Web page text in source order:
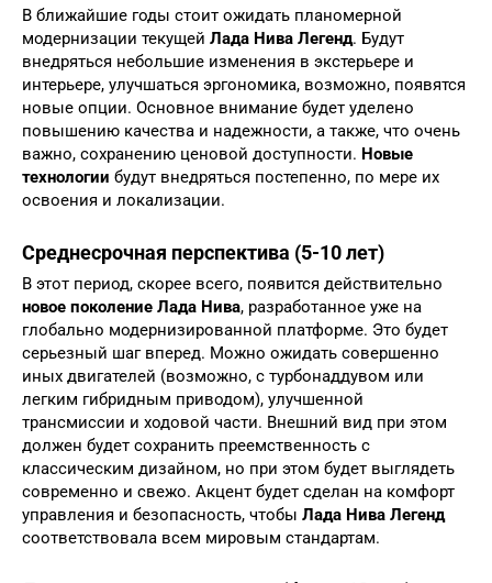
В ближайшие годы стоит ожидать планомерной
модернизации текущей Лада Нива Легенд. Будут
внедряться небольшие изменения в экстерьере и
интерьере, улучшаться эргономика, возможно, появятся
новые опции. Основное внимание будет уделено
повышению качества и надежности, а также, что очень
важно, сохранению ценовой доступности. Новые
технологии будут внедряться постепенно, по мере их
освоения и локализации.
Среднесрочная перспектива (5-10 лет)
В этот период, скорее всего, появится действительно
новое поколение Лада Нива, разработанное уже на
глобально модернизированной платформе. Это будет
серьезный шаг вперед. Можно ожидать совершенно
иных двигателей (возможно, с турбонаддувом или
легким гибридным приводом), улучшенной
трансмиссии и ходовой части. Внешний вид при этом
должен будет сохранить преемственность с
классическим дизайном, но при этом будет выглядеть
современно и свежо. Акцент будет сделан на комфорт
управления и безопасность, чтобы Лада Нива Легенд
соответствовала всем мировым стандартам.